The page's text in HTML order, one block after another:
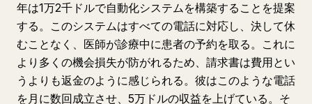
年は1万2千ドルで自動化システムを構築することを提案
する。このシステムはすべての電話に対応し、決して休
むことなく、医師が診療中に患者の予約を取る。これに
より多くの機会損失が防がれるため、請求書は費用とい
うよりも返金のように感じられる。彼はこのような電話
を月に数回成立させ、5万ドルの収益を上げている。そ